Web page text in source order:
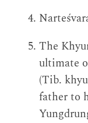
The
ultimate
(Tib.
father to